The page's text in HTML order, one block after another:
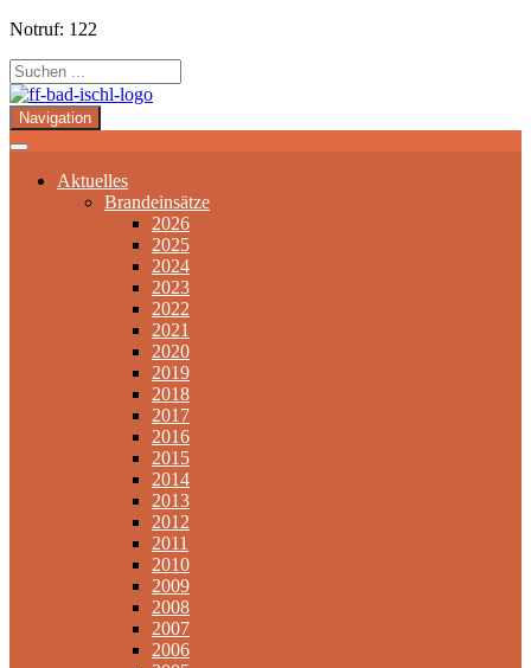
Notruf: 122
Navigation
Aktuelles
Brandeinsätze
2026
2025
2024
2023
2022
2021
2020
2019
2018
2017
2016
2015
2014
2013
2012
2011
2010
2009
2008
2007
2006